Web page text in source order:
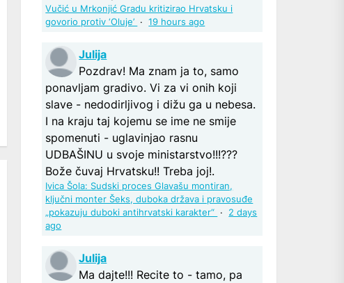
Vučić u Mrkonjić Gradu kritizirao Hrvatsku i
govorio protiv ‘Oluje’ ·19 hours ago
Julija
Pozdrav! Ma znam ja to, samo
ponavljam gradivo. Vi za vi onih koji
slave - nedodirljivog i dižu ga u nebesa.
I na kraju taj kojemu se ime ne smije
spomenuti - uglavinjao rasnu
UDBAŠINU u svoje ministarstvo!!!???
Bože čuvaj Hrvatsku!! Treba joj!.
Ivica Šola: Sudski proces Glavašu montiran,
ključni monter Šeks, duboka država i pravosuđe
„pokazuju duboki antihrvatski karakter“ · 2 days
ago
Julija
Ma dajte!!! Recite to - tamo, pa